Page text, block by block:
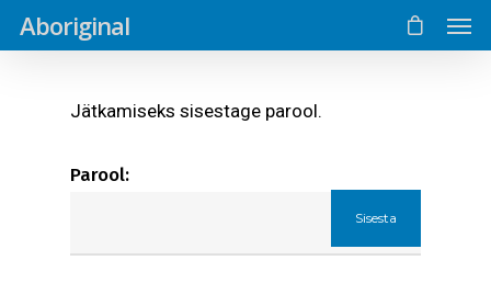
Aboriginal
Jätkamiseks sisestage parool.
Parool: